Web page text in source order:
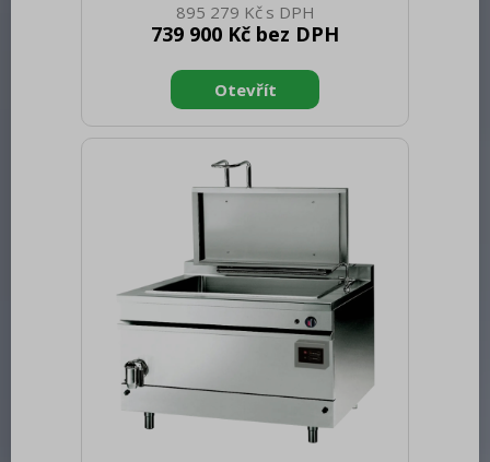
1200 Hloubka netto [mm]: 910 Výška
netto [mm]: 1850 Hmotnost netto [kg]:
brutto [mm]: 1130 Výška brutto [mm]:
2100 Hmotnost brutto [kg]: 390.00 Typ
spotřebiče: Elektrické zařízení Příkon
3N - 50 Hz Materiál: AISI 304 Vnější
barva zařízení: Nerezové Nastavitelné
nožičky: Ano Řízení vlhkosti:
MeteoSystem - regulace na základě
přímého měření vlhkosti v
895 279 Kč
739 900 Kč bez DPH